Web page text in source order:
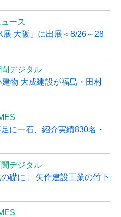
ース
大阪」に出展＜8/26～28
デジタル
物 大成建設が福島・田村
に一石、紹介実績830名・
デジタル
礎に」 矢作建設工業の竹下